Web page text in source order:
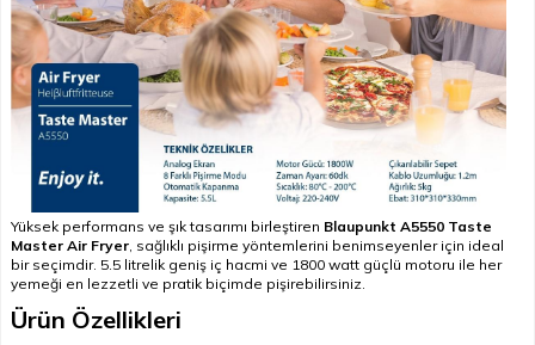
Yüksek performans ve şık tasarımı birleştiren Blaupunkt A5550 Taste
Master Air Fryer, sağlıklı pişirme yöntemlerini benimseyenler için ideal
bir seçimdir. 5.5 litrelik geniş iç hacmi ve 1800 watt güçlü motoru ile her
yemeği en lezzetli ve pratik biçimde pişirebilirsiniz.
Ürün Özellikleri